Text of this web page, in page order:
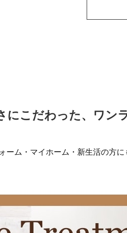
にこだわった、ワン
ーム・マイホーム・新生活の方に